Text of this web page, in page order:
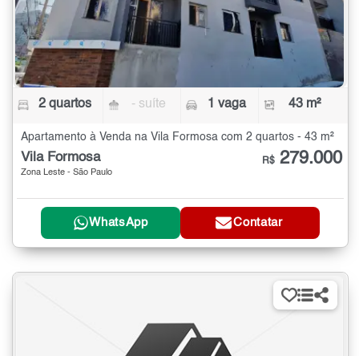
2 quartos - suíte 1 vaga 43 m²
Apartamento à Venda na Vila Formosa com 2 quartos - 43 m²
Vila Formosa
Zona Leste - São Paulo
R$ 279.000
WhatsApp Contatar